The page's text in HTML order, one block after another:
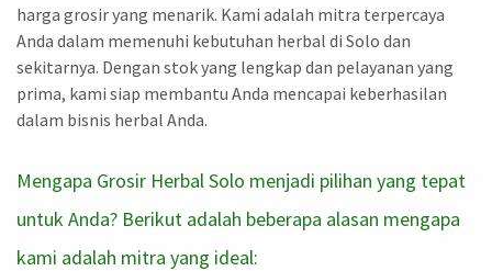
harga grosir yang menarik. Kami adalah mitra terpercaya
Anda dalam memenuhi kebutuhan herbal di Solo dan
sekitarnya. Dengan stok yang lengkap dan pelayanan yang
prima, kami siap membantu Anda mencapai keberhasilan
dalam bisnis herbal Anda.
Mengapa Grosir Herbal Solo menjadi pilihan yang tepat
untuk Anda? Berikut adalah beberapa alasan mengapa
kami adalah mitra yang ideal: